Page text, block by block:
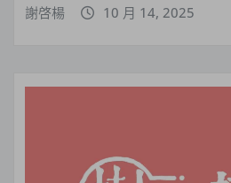
謝啓楊 10 月 14, 2025